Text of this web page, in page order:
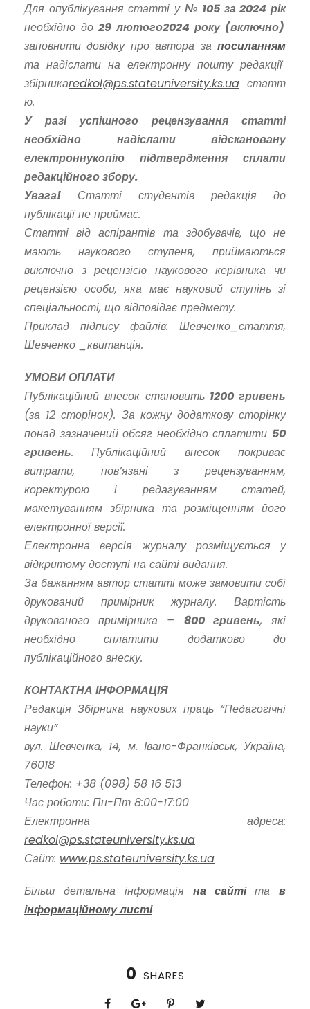
Для опублікування статті у № 105 за 2024 рік
необхідно до 29 лютого2024 року (включно)
заповнити довідку про автора за посиланням
та надіслати на електронну пошту редакції
збірникаredkol@ps.stateuniversity.ks.ua статт
ю.
У разі успішного рецензування статті
необхідно надіслати відскановану
електроннукопію підтвердження сплати
редакційного збору.
Увага! Статті студентів редакція до
публікації не приймає.
Статті від аспірантів та здобувачів, що не
мають наукового ступеня, приймаються
виключно з рецензією наукового керівника чи
рецензією особи, яка має науковий ступінь зі
спеціальності, що відповідає предмету.
Приклад підпису файлів: Шевченко_стаття,
Шевченко _квитанція.
УМОВИ ОПЛАТИ
Публікаційний внесок становить 1200 гривень
(за 12 сторінок). За кожну додаткову сторінку
понад зазначений обсяг необхідно сплатити 50
гривень. Публікаційний внесок покриває
витрати, пов’язані з рецензуванням,
коректурою і редагуванням статей,
макетуванням збірника та розміщенням його
електронної версії.
Електронна версія журналу розміщується у
відкритому доступі на сайті видання.
За бажанням автор статті може замовити собі
друкований примірник журналу. Вартість
друкованого примірника – 800 гривень, які
необхідно сплатити додатково до
публікаційного внеску.
КОНТАКТНА ІНФОРМАЦІЯ
Редакція Збірника наукових праць “Педагогічні
науки”
вул. Шевченка, 14, м. Івано-Франківськ, Україна,
76018
Телефон: +38 (098) 58 16 513
Час роботи: Пн-Пт 8:00-17:00
Електронна адреса:
redkol@ps.stateuniversity.ks.ua
Сайт: www.ps.stateuniversity.ks.ua
Більш детальна інформація на сайті та в
інформаційному листі
0 SHARES